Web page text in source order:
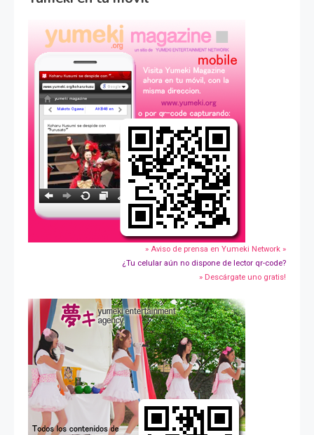
» Aviso de prensa en Yumeki Network »
¿Tu celular aún no dispone de lector qr-code?
» Descárgate uno gratis!